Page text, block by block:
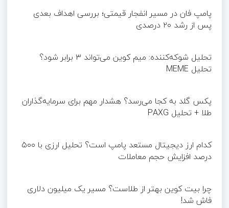
پامپ فان در مسیر انفجار قیمتی؛ بررسی اهداف بعدی
پس از رشد ۲۰ درصدی
تحلیل شوکه‌کننده: میم کوین می‌تواند ۳ برابر شود؟
تحلیل MEME
پکس گلد به کجا می‌رسد؟ هشدار مهم برای سرمایه‌گذاران
طلا + تحلیل PAXG
کدام ارز دیجیتال مستعد پامپ است؟ تحلیل ارزی با ۵۰۰
درصد افزایش حجم معاملات
چرا بیت کوین بهتر از طلاست؟ مسیر یک میلیون دلاری
فاش شد!